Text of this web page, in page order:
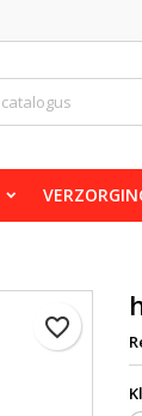
favorite_border